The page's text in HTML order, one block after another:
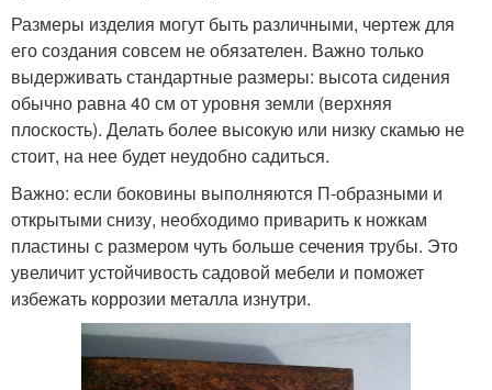
Размеры изделия могут быть различными, чертеж для
его создания совсем не обязателен. Важно только
выдерживать стандартные размеры: высота сидения
обычно равна 40 см от уровня земли (верхняя
плоскость). Делать более высокую или низку скамью не
стоит, на нее будет неудобно садиться.
Важно: если боковины выполняются П-образными и
открытыми снизу, необходимо приварить к ножкам
пластины с размером чуть больше сечения трубы. Это
увеличит устойчивость садовой мебели и поможет
избежать коррозии металла изнутри.